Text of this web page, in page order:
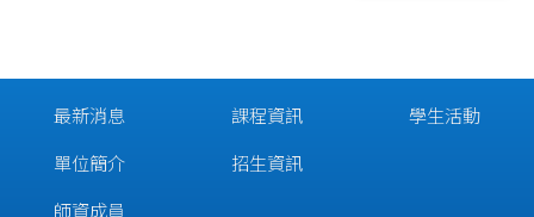
最新消息
單位簡介
師資成員
課程資訊
招生資訊
學生活動